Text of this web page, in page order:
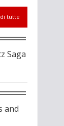
tutte
Saga
and